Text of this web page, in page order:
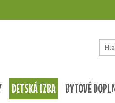
DETSKÁ IZBA BYTOVÉ